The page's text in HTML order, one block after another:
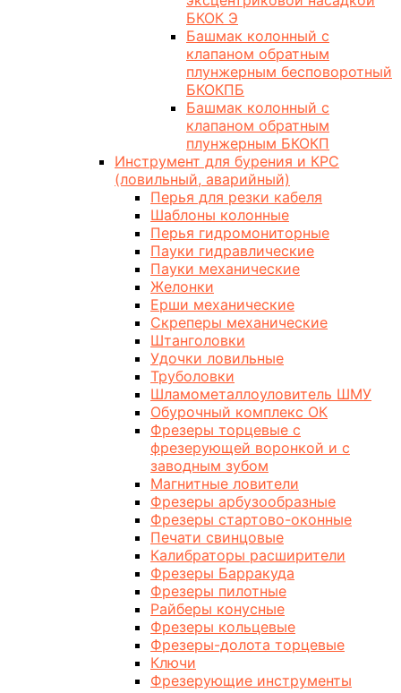
БКОК Э
Башмак колонный с
клапаном обратным
плунжерным бесповоротный
БКОКПБ
Башмак колонный с
клапаном обратным
плунжерным БКОКП
Инструмент для бурения и КРС
(ловильный, аварийный)
Перья для резки кабеля
Шаблоны колонные
Перья гидромониторные
Пауки гидравлические
Пауки механические
Желонки
Ерши механические
Скреперы механические
Штанголовки
Удочки ловильные
Труболовки
Шламометаллоуловитель ШМУ
Обурочный комплекс ОК
Фрезеры торцевые с
фрезерующей воронкой и с
заводным зубом
Магнитные ловители
Фрезеры арбузообразные
Фрезеры стартово-оконные
Печати свинцовые
Калибраторы расширители
Фрезеры Барракуда
Фрезеры пилотные
Райберы конусные
Фрезеры кольцевые
Фрезеры-долота торцевые
Ключи
Фрезерующие инструменты